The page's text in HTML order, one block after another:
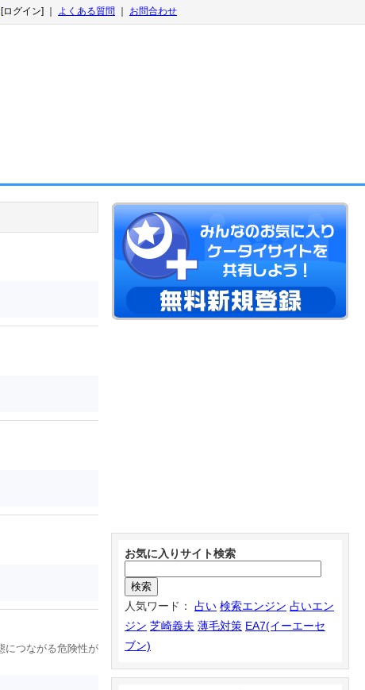
[ログイン] ｜ よくある質問 お問合わせ
につながる危険性が
お気に入りサイト検索
人気ワード： 占い 検索エンジン 占いエン
ジン 芝崎義夫 薄毛対策 EA7(イーエーセ
ブン)